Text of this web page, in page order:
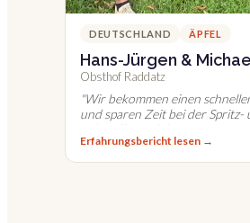
DEUTSCHLAND ÄPFEL
Hans-Jürgen &
Obsthof Raddatz
"Wir bekommen einen
und sparen Zeit bei der Spritz-
Behandlungsdokumentation.
Erfahrungsbericht lesen →